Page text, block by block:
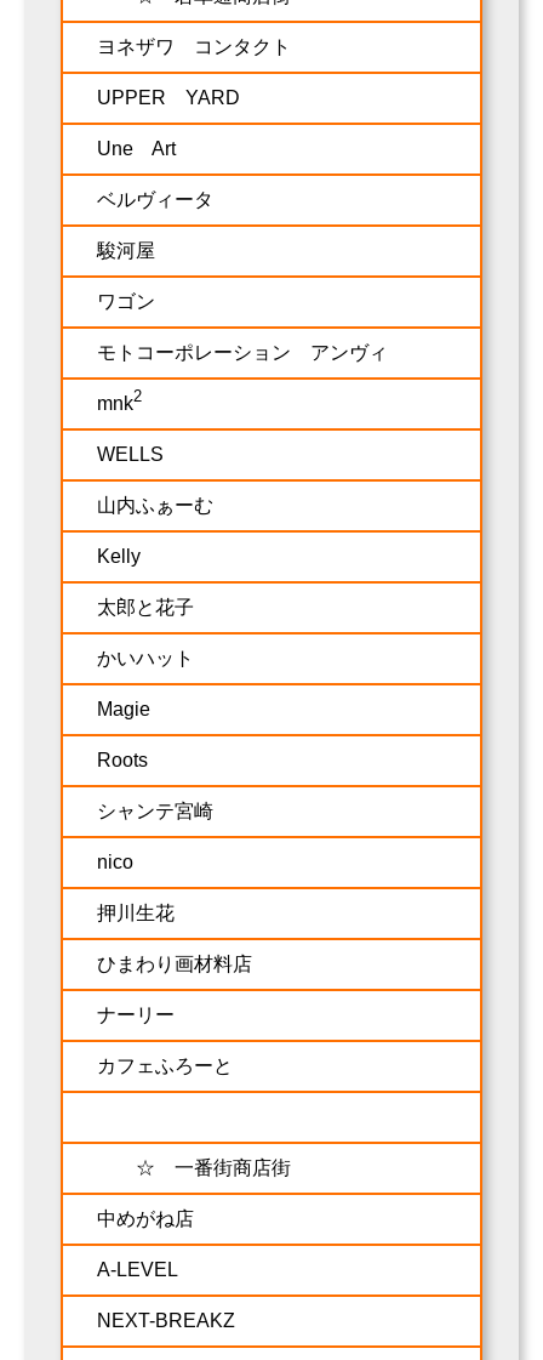
ヨネザワ コンタクト
UPPER YARD
Une Art
ベルヴィータ
駿河屋
ワゴン
モトコーポレーション アンヴィ
mnk2
WELLS
山内ふぁーむ
Kelly
太郎と花子
かいハット
Magie
Roots
シャンテ宮崎
nico
押川生花
ひまわり画材料店
ナーリー
カフェふろーと
☆ 一番街商店街
中めがね店
A-LEVEL
NEXT-BREAKZ